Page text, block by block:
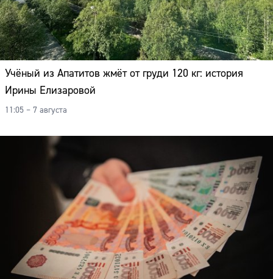
Учёный из Апатитов жмёт от груди 120 кг: история
Ирины Елизаровой
11:05 – 7 августа